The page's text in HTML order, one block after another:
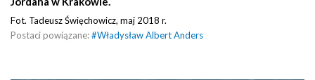
Fot. Tadeusz Święchowicz, maj 2018 r.
Postaci powiązane:#Władysław Albert Anders